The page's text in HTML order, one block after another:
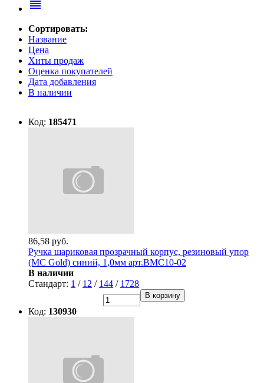
reorder
Сортировать:
Название
Цена
Хиты продаж
Оценка покупателей
Дата добавления
В наличии
Код: 185471
86,58 руб.
Ручка шариковая прозрачный корпус, резиновый упор
(MC Gold) синий, 1,0мм арт.ВМС10-02
В наличии
Стандарт: 1 / 12 / 144 / 1728
В корзину
Код: 130930